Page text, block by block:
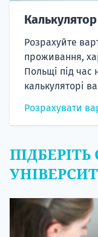
Калькулятор
Розрахуйте
проживання,
Польщі під час
калькуляторі
Розрахувати